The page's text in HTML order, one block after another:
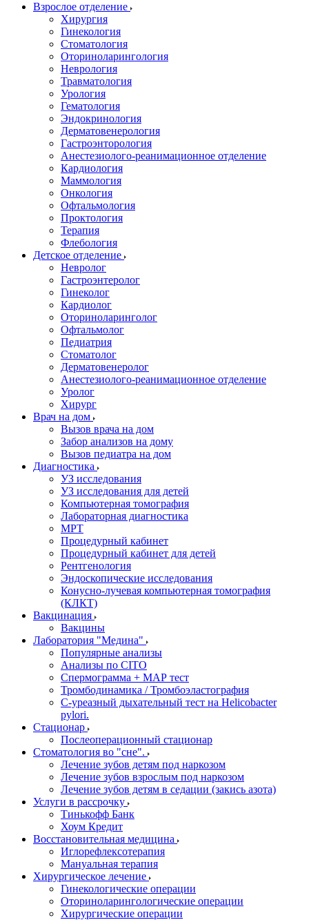
Взрослое отделение
Хирургия
Гинекология
Стоматология
Оториноларингология
Неврология
Травматология
Урология
Гематология
Эндокринология
Дерматовенерология
Гастроэнторология
Анестезиолого-реанимационное отделение
Кардиология
Маммология
Онкология
Офтальмология
Проктология
Терапия
Флебология
Детское отделение
Невролог
Гастроэнтеролог
Гинеколог
Кардиолог
Оториноларинголог
Офтальмолог
Педиатрия
Стоматолог
Дерматовенеролог
Анестезиолого-реанимационное отделение
Уролог
Хирург
Врач на дом
Вызов врача на дом
Забор анализов на дому
Вызов педиатра на дом
Диагностика
УЗ исследования
УЗ исследования для детей
Компьютерная томография
Лабораторная диагностика
МРТ
Процедурный кабинет
Процедурный кабинет для детей
Рентгенология
Эндоскопические исследования
Конусно-лучевая компьютерная томография
(КЛКТ)
Вакцинация
Вакцины
Лаборатория "Медина"
Популярные анализы
Анализы по CITO
Спермограмма + МАР тест
Тромбодинамика / Тромбоэластография
С-уреазный дыхательный тест на Helicobacter
pylori.
Стационар
Послеоперационный стационар
Стоматология во "сне".
Лечение зубов детям под наркозом
Лечение зубов взрослым под наркозом
Лечение зубов детям в седации (закись азота)
Услуги в рассрочку
Тинькофф Банк
Хоум Кредит
Восстановительная медицина
Иглорефлексотерапия
Мануальная терапия
Хирургическое лечение
Гинекологические операции
Оториноларингологические операции
Хирургические операции